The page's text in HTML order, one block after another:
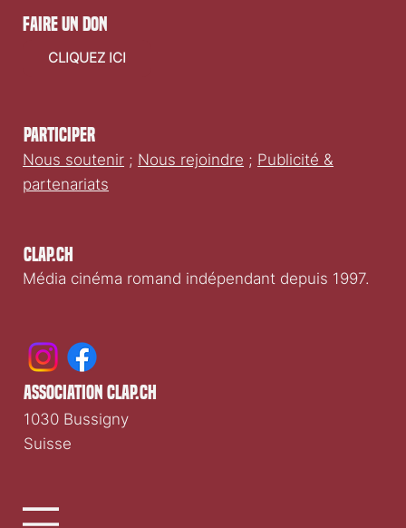
Clap.ch
Média cinéma romand indépendant depuis 1997.
Participer
Nous soutenir ; Nous rejoindre ; Publicité &
partenariats
faire un don
CLIQUEZ ICI
association clap.ch
1030 Bussigny
Suisse